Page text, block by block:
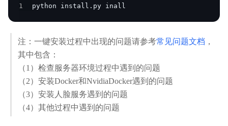
1 python install . py inall
注：一键安装过程中出现的问题请参考常见问题文档 ，
其中包含：
（1）检查服务器环境过程中遇到的问题
（2）安装Docker和NvidiaDocker遇到的问题
（3）安装人脸服务遇到的问题
（4）其他过程中遇到的问题